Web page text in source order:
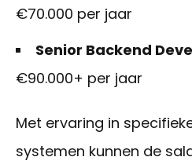
€70.000 per jaar
Senior Backend
€90.000+ per jaar
Met ervaring in
systemen kunnen de